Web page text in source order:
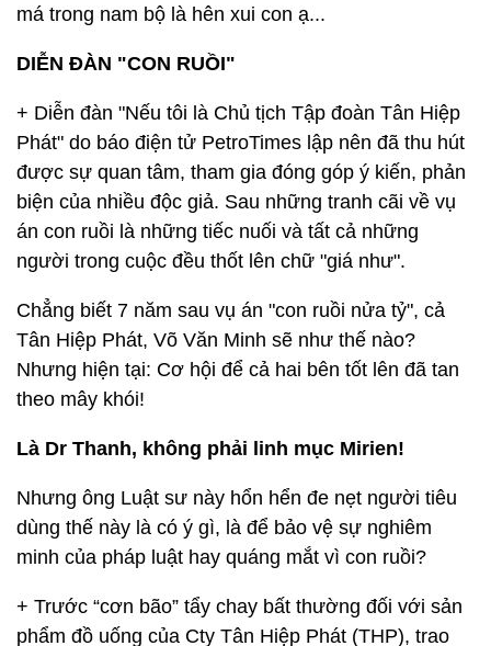
má trong nam bộ là hên xui con ạ...
DIỄN ĐÀN "CON RUỒI"
+ Diễn đàn "Nếu tôi là Chủ tịch Tập đoàn Tân Hiệp
Phát" do báo điện tử PetroTimes lập nên đã thu hút
được sự quan tâm, tham gia đóng góp ý kiến, phản
biện của nhiều độc giả. Sau những tranh cãi về vụ
án con ruồi là những tiếc nuối và tất cả những
người trong cuộc đều thốt lên chữ "giá như".
Chẳng biết 7 năm sau vụ án "con ruồi nửa tỷ", cả
Tân Hiệp Phát, Võ Văn Minh sẽ như thế nào?
Nhưng hiện tại: Cơ hội để cả hai bên tốt lên đã tan
theo mây khói!
Là Dr Thanh, không phải linh mục Mirien!
Nhưng ông Luật sư này hổn hển đe nẹt người tiêu
dùng thế này là có ý gì, là để bảo vệ sự nghiêm
minh của pháp luật hay quáng mắt vì con ruồi?
+ Trước “cơn bão” tẩy chay bất thường đối với sản
phẩm đồ uống của Cty Tân Hiệp Phát (THP), trao